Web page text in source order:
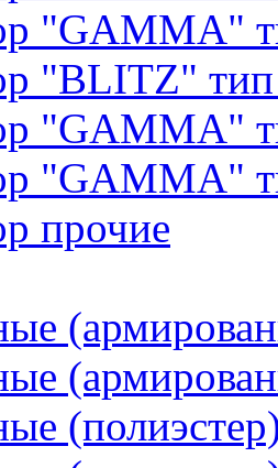
"GAMMA"
"BLITZ"
"GAMMA"
"GAMMA"
прочие